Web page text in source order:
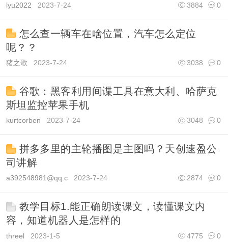
lyu2022 2023-7-24 0
3884
怎么查一辆车在啥位置，汽车怎么定位
呢？？
猪之歌 2023-7-24 0
3038
谷歌：黑客利用间谍工具在意大利、哈萨克
斯坦监控苹果手机
kurtcorben 2023-7-24 0
3048
拼多多里的主轮播图是主图吗？天创速盈公
司讲解
a392548981@qq.c2023-7-24 0
2874
教学目标1.能正确朗读课文，读懂课文内
容，知道机器人是怎样的
threel 2023-1-5 0
4775